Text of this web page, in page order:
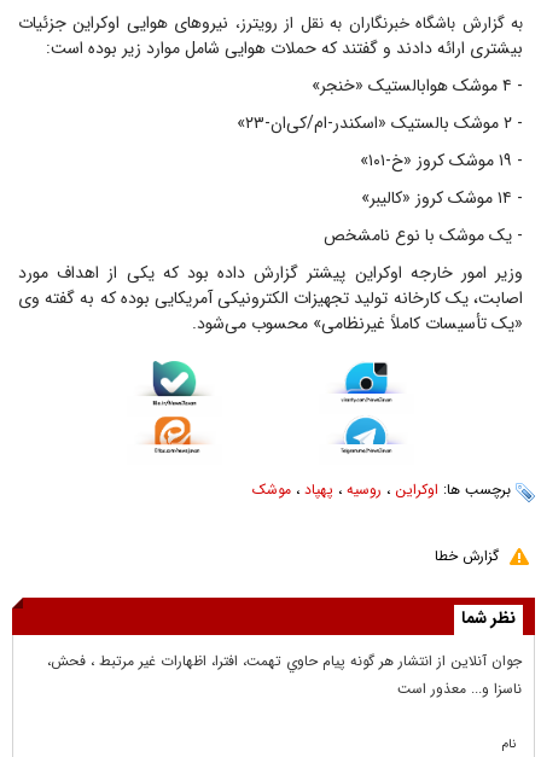
به گزارش باشگاه خبرنگاران به نقل از رویترز، نیرو‌های هوایی اوکراین جزئیات
بیشتری ارائه دادند و گفتند که حملات هوایی شامل موارد زیر بوده است:
- ۴ موشک هوابالستیک «خنجر»
- ۲ موشک بالستیک «اسکندر-ام/کی‌ان-۲۳»
- ۱۹ موشک کروز «خ-۱۰۱»
- ۱۴ موشک کروز «کالیبر»
- یک موشک با نوع نامشخص
وزیر امور خارجه اوکراین پیشتر گزارش داده بود که یکی از اهداف مورد
اصابت، یک کارخانه تولید تجهیزات الکترونیکی آمریکایی بوده که به گفته وی
«یک تأسیسات کاملاً غیرنظامی» محسوب می‌شود.
برچسب ها: اوکراین ، روسیه ، پهپاد ، موشک
گزارش خطا
نظر شما
جوان آنلاين از انتشار هر گونه پيام حاوي تهمت، افترا، اظهارات غير مرتبط ، فحش،
ناسزا و... معذور است
نام